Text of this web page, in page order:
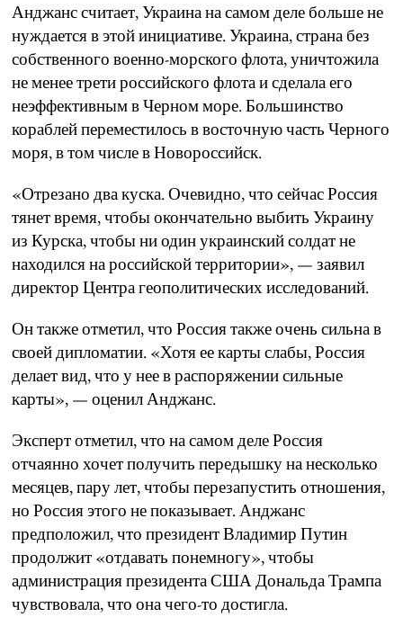
Анджанс считает, Украина на самом деле больше не
нуждается в этой инициативе. Украина, страна без
собственного военно-морского флота, уничтожила
не менее трети российского флота и сделала его
неэффективным в Черном море. Большинство
кораблей переместилось в восточную часть Черного
моря, в том числе в Новороссийск.
«Отрезано два куска. Очевидно, что сейчас Россия
тянет время, чтобы окончательно выбить Украину
из Курска, чтобы ни один украинский солдат не
находился на российской территории», — заявил
директор Центра геополитических исследований.
Он также отметил, что Россия также очень сильна в
своей дипломатии. «Хотя ее карты слабы, Россия
делает вид, что у нее в распоряжении сильные
карты», — оценил Анджанс.
Эксперт отметил, что на самом деле Россия
отчаянно хочет получить передышку на несколько
месяцев, пару лет, чтобы перезапустить отношения,
но Россия этого не показывает. Анджанс
предположил, что президент Владимир Путин
продолжит «отдавать понемногу», чтобы
администрация президента США Дональда Трампа
чувствовала, что она чего-то достигла.